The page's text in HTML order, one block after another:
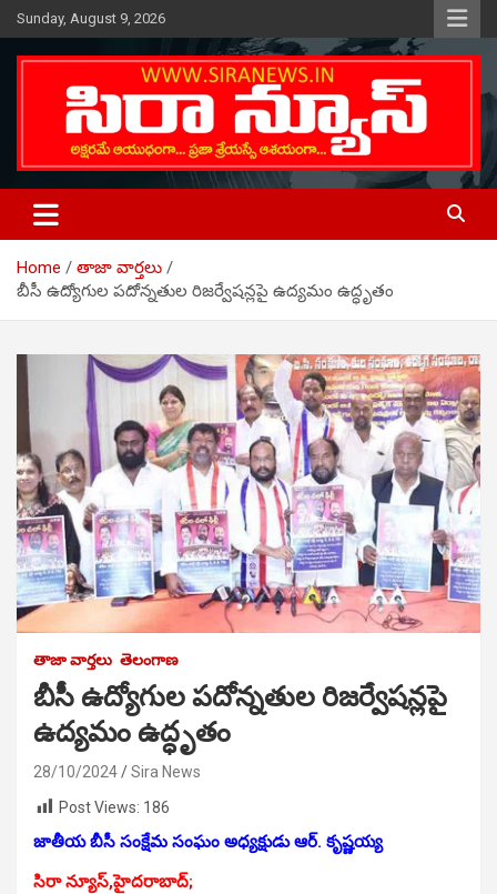
Skip
to
content
Sunday, August 9, 2026
SIRA NEWS
Telugu Online News Daily
Home
తాజా వార్తలు
బీసీ ఉద్యోగుల పదోన్నతుల రిజర్వేషన్లపై ఉద్యమం ఉద్ధృతం
తాజా వార్తలు తెలంగాణ
బీసీ ఉద్యోగుల పదోన్నతుల రిజర్వేషన్లపై
ఉద్యమం ఉద్ధృతం
28/10/2024
Sira News
Post Views: 186
జాతీయ బీసీ సంక్షేమ సంఘం అధ్యక్షుడు ఆర్‌. కృష్ణయ్య
సిరా న్యూస్,హైదరాబాద్;